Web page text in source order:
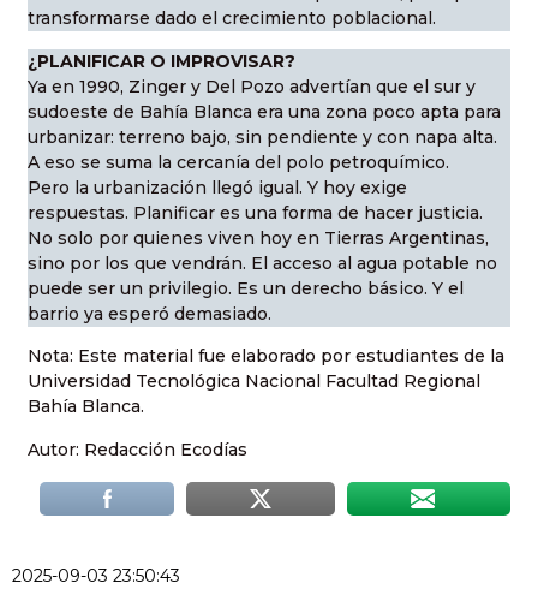
transformarse dado el crecimiento poblacional.
¿PLANIFICAR O IMPROVISAR?
Ya en 1990, Zinger y Del Pozo advertían que el sur y
sudoeste de Bahía Blanca era una zona poco apta para
urbanizar: terreno bajo, sin pendiente y con napa alta.
A eso se suma la cercanía del polo petroquímico.
Pero la urbanización llegó igual. Y hoy exige
respuestas. Planificar es una forma de hacer justicia.
No solo por quienes viven hoy en Tierras Argentinas,
sino por los que vendrán. El acceso al agua potable no
puede ser un privilegio. Es un derecho básico. Y el
barrio ya esperó demasiado.
Nota: Este material fue elaborado por estudiantes de la
Universidad Tecnológica Nacional Facultad Regional
Bahía Blanca.
Autor: Redacción Ecodías
2025-09-03 23:50:43